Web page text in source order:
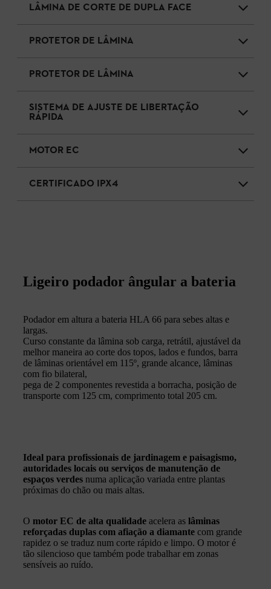
LÂMINA DE CORTE DE DUPLA FACE
PROTETOR DE LÂMINA
PROTETOR DE LÂMINA
SISTEMA DE AJUSTE DE LIBERTAÇÃO
RÁPIDA
MOTOR EC
CERTIFICADO IPX4
Ligeiro podador ângular a bateria
Podador em altura a bateria HLA 66 para sebes altas e
largas.
Curso constante da lâmina sob carga, retrátil, ajustável da
melhor maneira ao corte dos topos, lados e fundos, barra
de lâminas orientável em 115º, grande alcance, lâminas
com fio bilateral,
pega de 2 componentes revestida a borracha, posição de
transporte com 125 cm, comprimento total 205 cm.
Ideal para profissionais de jardinagem e paisagismo,
autoridades locais ou serviços de manutenção de
espaços verdes numa aplicação variada entre plantas
próximas do chão ou mais altas.
O motor EC de alta qualidade acelera as lâminas
reforçadas duplas com afiação a diamante com grande
rapidez o se traduz num corte rápido e limpo. O motor é
tão silencioso que também pode trabalhar em zonas
sensíveis ao ruído.